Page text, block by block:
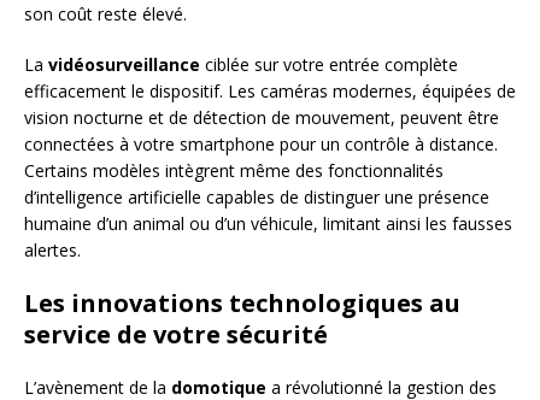
son coût reste élevé.
La vidéosurveillance ciblée sur votre entrée complète
efficacement le dispositif. Les caméras modernes, équipées de
vision nocturne et de détection de mouvement, peuvent être
connectées à votre smartphone pour un contrôle à distance.
Certains modèles intègrent même des fonctionnalités
d’intelligence artificielle capables de distinguer une présence
humaine d’un animal ou d’un véhicule, limitant ainsi les fausses
alertes.
Les innovations technologiques au
service de votre sécurité
L’avènement de la domotique a révolutionné la gestion des